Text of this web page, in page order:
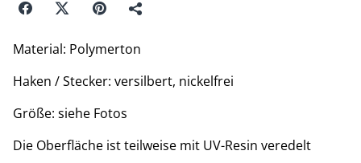
Material: Polymerton
Haken / Stecker: versilbert, nickelfrei
Größe: siehe Fotos
Die Oberfläche ist teilweise mit UV-Resin veredelt